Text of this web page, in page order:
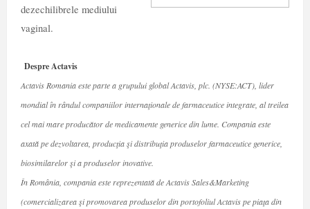
dezechilibrele mediului
vaginal.
Despre Actavis
Actavis Romania este parte a grupului global Actavis, plc. (NYSE:ACT), lider
mondial în rândul companiilor internaţionale de farmaceutice integrate, al treilea
cel mai mare producător de medicamente generice din lume. Compania este
axată pe dezvoltarea, producţia şi distribuţia produselor farmaceutice generice,
biosimilarelor şi a produselor inovative.
În România, compania este reprezentată de Actavis Sales&Marketing
(comercializarea şi promovarea produselor din portofoliul Actavis pe piaţa din